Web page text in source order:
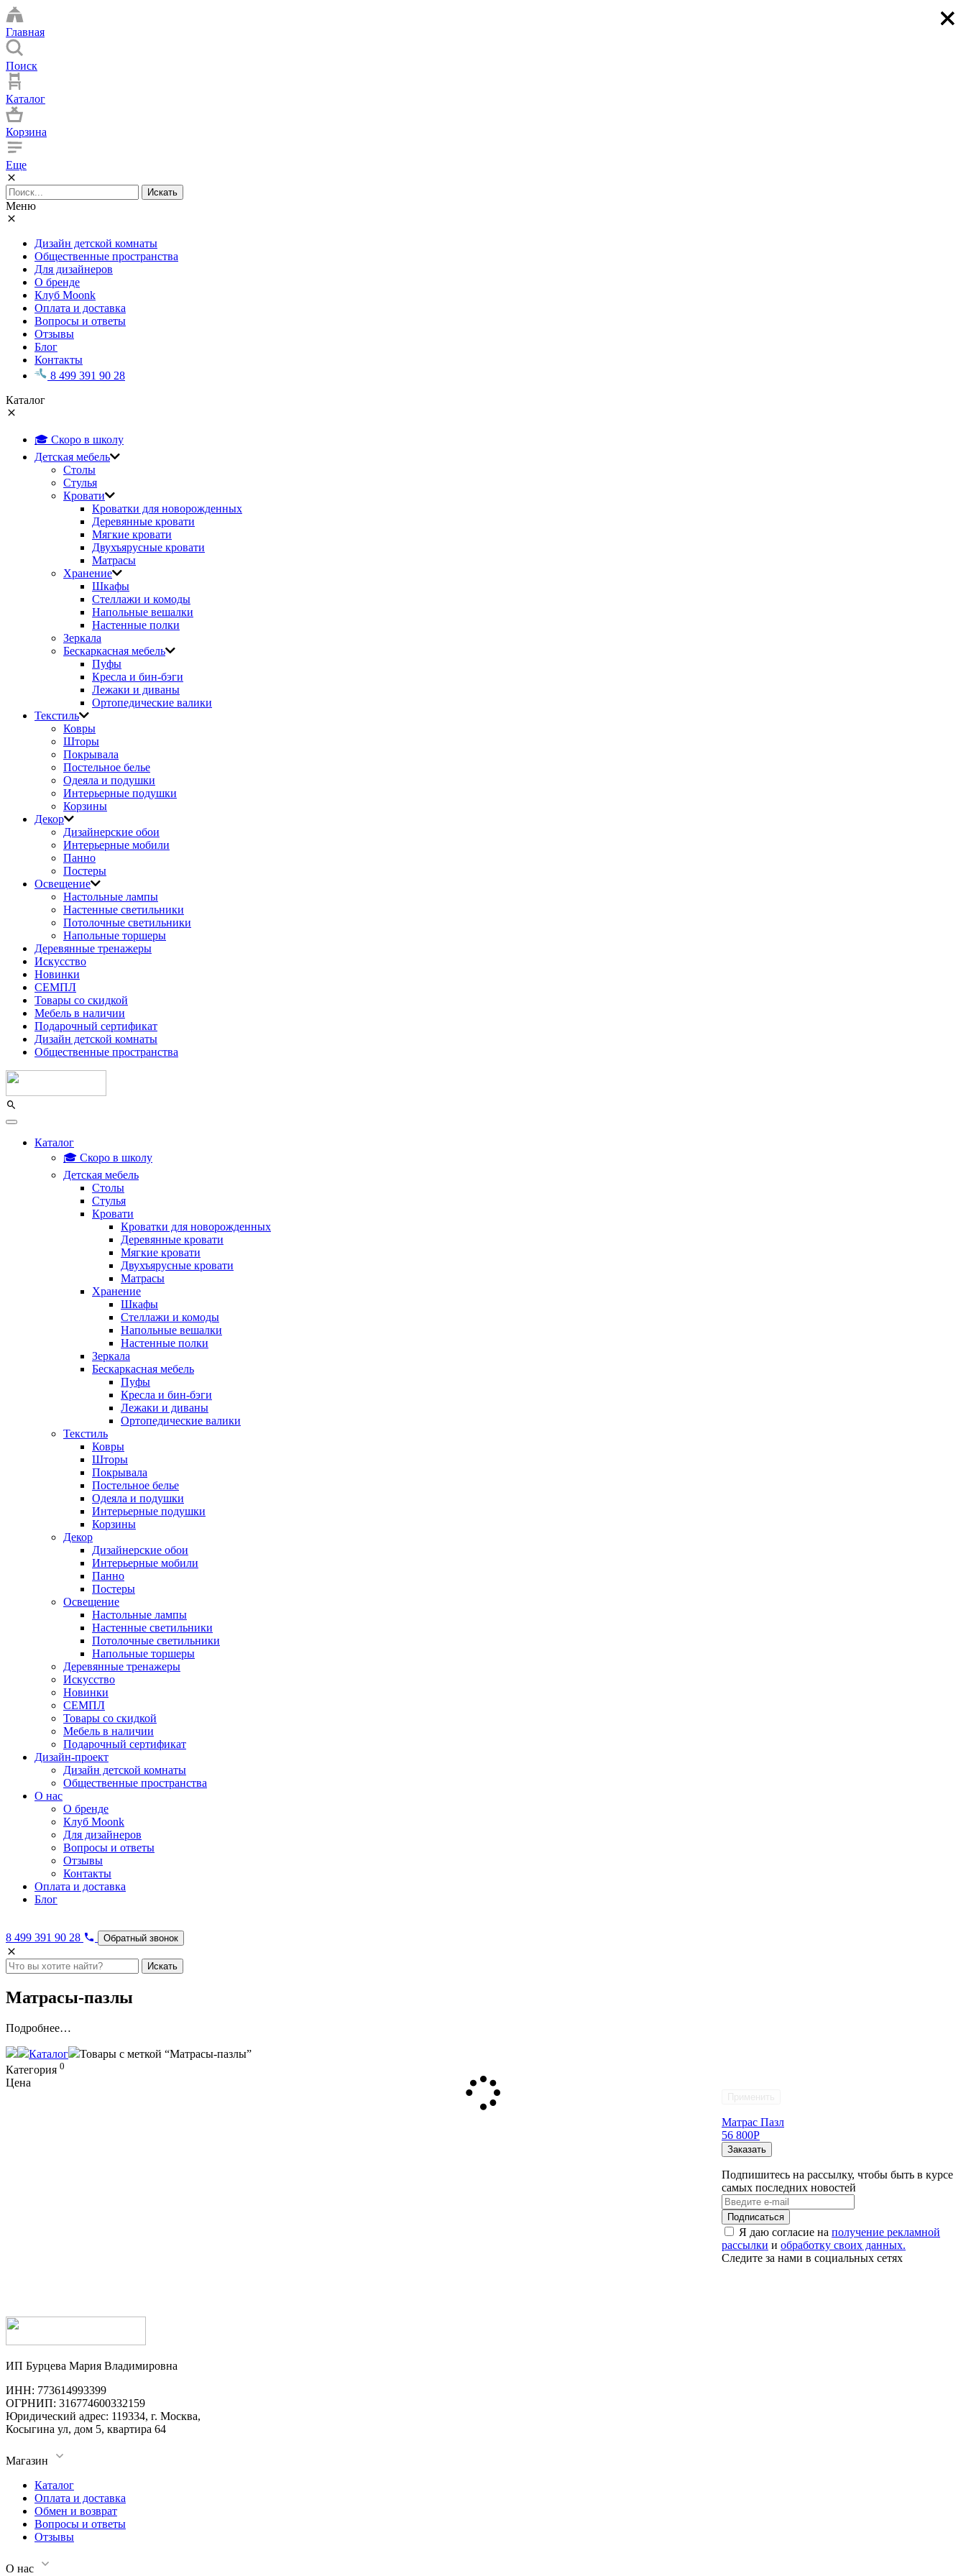
Главная
Поиск
Каталог
Корзина
Еще
Искать
Меню
Дизайн детской комнаты
Общественные пространства
Для дизайнеров
О бренде
Клуб Moonk
Оплата и доставка
Вопросы и ответы
Отзывы
Блог
Контакты
8 499 391 90 28
Каталог
🎓 Скоро в школу
Детская мебель
Столы
Стулья
Кровати
Кроватки для новорожденных
Деревянные кровати
Мягкие кровати
Двухъярусные кровати
Матрасы
Хранение
Шкафы
Стеллажи и комоды
Напольные вешалки
Настенные полки
Зеркала
Бескаркасная мебель
Пуфы
Кресла и бин-бэги
Лежаки и диваны
Ортопедические валики
Текстиль
Ковры
Шторы
Покрывала
Постельное белье
Одеяла и подушки
Интерьерные подушки
Корзины
Декор
Дизайнерские обои
Интерьерные мобили
Панно
Постеры
Освещение
Настольные лампы
Настенные светильники
Потолочные светильники
Напольные торшеры
Деревянные тренажеры
Искусство
Новинки
СЕМПЛ
Товары со скидкой
Мебель в наличии
Подарочный сертификат
Дизайн детской комнаты
Общественные пространства
Каталог
🎓 Скоро в школу
Детская мебель
Столы
Стулья
Кровати
Кроватки для новорожденных
Деревянные кровати
Мягкие кровати
Двухъярусные кровати
Матрасы
Хранение
Шкафы
Стеллажи и комоды
Напольные вешалки
Настенные полки
Зеркала
Бескаркасная мебель
Пуфы
Кресла и бин-бэги
Лежаки и диваны
Ортопедические валики
Текстиль
Ковры
Шторы
Покрывала
Постельное белье
Одеяла и подушки
Интерьерные подушки
Корзины
Декор
Дизайнерские обои
Интерьерные мобили
Панно
Постеры
Освещение
Настольные лампы
Настенные светильники
Потолочные светильники
Напольные торшеры
Деревянные тренажеры
Искусство
Новинки
СЕМПЛ
Товары со скидкой
Мебель в наличии
Подарочный сертификат
Дизайн-проект
Дизайн детской комнаты
Общественные пространства
О нас
О бренде
Клуб Moonk
Для дизайнеров
Вопросы и ответы
Отзывы
Контакты
Оплата и доставка
Блог
8 499 391 90 28 Обратный звонок
Искать
Матрасы-пазлы
Подробнее…
Каталог
Товары с меткой “Матрасы-пазлы”
Категория 0
Цена
Матрас Пазл
56 800Р
Заказать
Подпишитесь на рассылку, чтобы быть в курсе
самых последних новостей
Я даю согласие на получение рекламной
рассылки и обработку своих данных.
Следите за нами в социальных сетях
ИП Бурцева Мария Владимировна
ИНН: 773614993399
ОГРНИП: 316774600332159
Юридический адрес: 119334, г. Москва,
Косыгина ул, дом 5, квартира 64
Магазин
Каталог
Оплата и доставка
Обмен и возврат
Вопросы и ответы
Отзывы
О нас
×
×
×
×